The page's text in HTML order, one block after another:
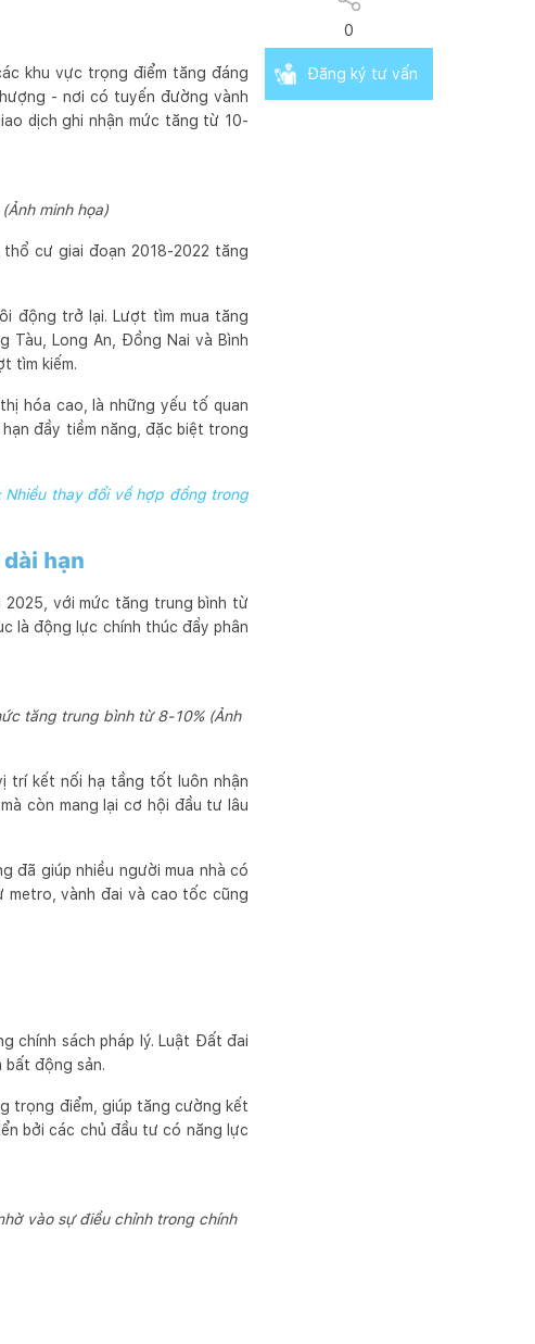
khu vực trọng điểm tăng đáng
- nơi có tuyến đường vành
dịch ghi nhận mức tăng từ 10-
minh họa)
cư giai đoạn 2018-2022 tăng
động trở lại. Lượt tìm mua tăng
Tàu, Long An, Đồng Nai và Bình
tìm kiếm.
hóa cao, là những yếu tố quan
đầy tiềm năng, đặc biệt trong
thay đổi về hợp đồng trong
hạn
với mức tăng trung bình từ
là động lực chính thúc đẩy phân
tăng trung bình từ 8-10% (Ảnh
trí kết nối hạ tầng tốt luôn nhận
còn mang lại cơ hội đầu tư lâu
đã giúp nhiều người mua nhà có
metro, vành đai và cao tốc cũng
chính sách pháp lý. Luật Đất đai
bất động sản.
trọng điểm, giúp tăng cường kết
bởi các chủ đầu tư có năng lực
vào sự điều chỉnh trong chính
0
Đăng ký tư vấn